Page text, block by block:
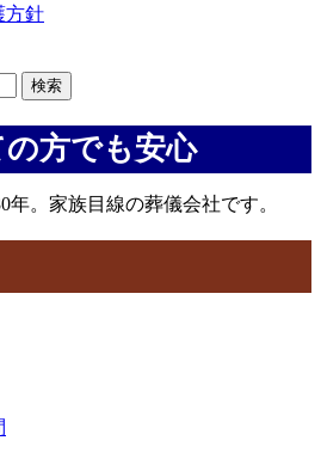
方針
方でも安心
年。家族目線の葬儀会社です。